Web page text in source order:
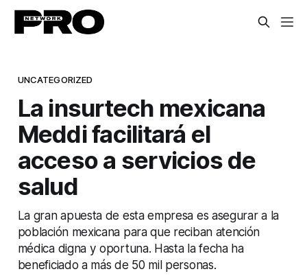
UNCATEGORIZED
La insurtech mexicana
Meddi facilitará el
acceso a servicios de
salud
La gran apuesta de esta empresa es asegurar a la
población mexicana para que reciban atención
médica digna y oportuna. Hasta la fecha ha
beneficiado a más de 50 mil personas.